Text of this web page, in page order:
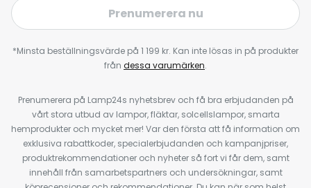
Prenumerera nu
*Minsta beställningsvärde på 1 199 kr. Kan inte lösas in på produkter
från dessa varumärken.
Prenumerera på Lamp24s nyhetsbrev och få bra erbjudanden på
vårt stora utbud av lampor, fläktar, solcellslampor, smarta
hemprodukter och mycket mer! Var den första att få information om
exklusiva rabattkoder, specialerbjudanden och kampanjpriser,
produktrekommendationer och nyheter så fort vi får dem, samt
innehåll från samarbetspartners och undersökningar, samt